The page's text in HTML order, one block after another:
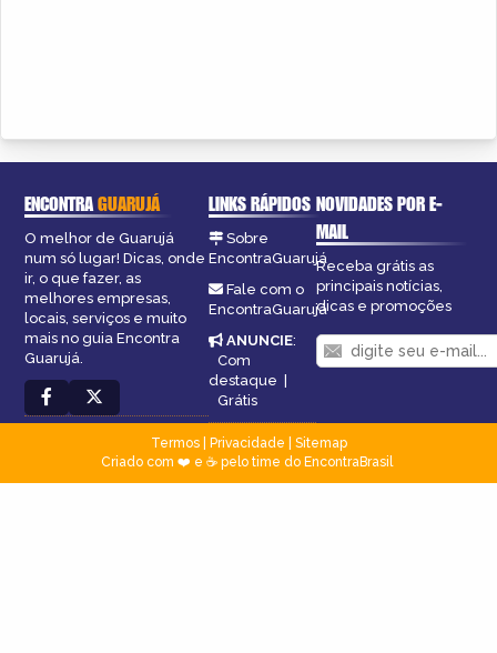
ENCONTRAGUARUJÁ
O melhor de Guarujá
num só lugar! Dicas, onde
ir, o que fazer, as
melhores empresas,
locais, serviços e muito
mais no guia Encontra
Guarujá.
LINKS RÁPIDOS
Sobre
EncontraGuarujá
Fale com o
EncontraGuarujá
ANUNCIE:
Com
destaque |
Grátis
NOVIDADES POR E-
MAIL
Receba grátis as
principais notícias,
dicas e promoções
Termos| Privacidade
Sitemap
Criado com ❤️ e ☕ pelo time do EncontraBrasil